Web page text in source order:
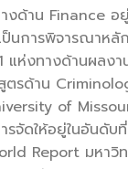
งด้าน Finance อ
ป็นการพิจารณาห
แห่งทางด้านผลง
ตรด้าน
of
รจัดให้อยู่ในอันดับ
Report มหาวิ